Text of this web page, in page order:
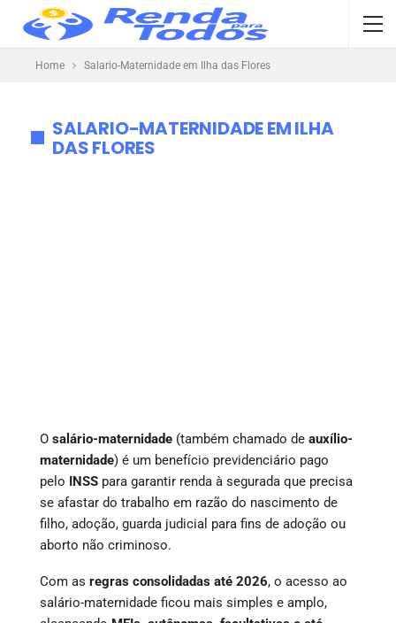
Home Salario-Maternidade em Ilha das Flores
SALARIO-MATERNIDADE EM ILHA
DAS FLORES
O salário-maternidade (também chamado de auxílio-
maternidade) é um benefício previdenciário pago
pelo INSS para garantir renda à segurada que precisa
se afastar do trabalho em razão do nascimento de
filho, adoção, guarda judicial para fins de adoção ou
aborto não criminoso.
Com as regras consolidadas até 2026, o acesso ao
salário-maternidade ficou mais simples e amplo,